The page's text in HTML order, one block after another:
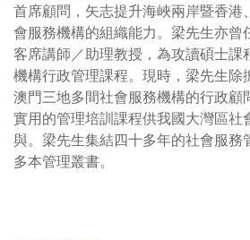
首席顧問，矢志提升海峽兩岸暨香港
會服務機構的組織能力。梁先生亦曾
客席講師／助理教授，為攻讀碩士課
機構行政管理課程。現時，梁先生除
澳門三地多間社會服務機構的行政顧
實用的管理培訓課程供我國大灣區社
與。梁先生集結四十多年的社會服務
多本管理叢書。